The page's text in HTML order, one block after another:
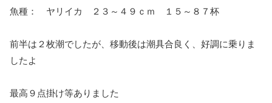
魚種： ヤリイカ ２３～４９ｃｍ １５～８７杯
前半は２枚潮でしたが、移動後は潮具合良く、好調に乗りま
したよ
最高９点掛け等ありました